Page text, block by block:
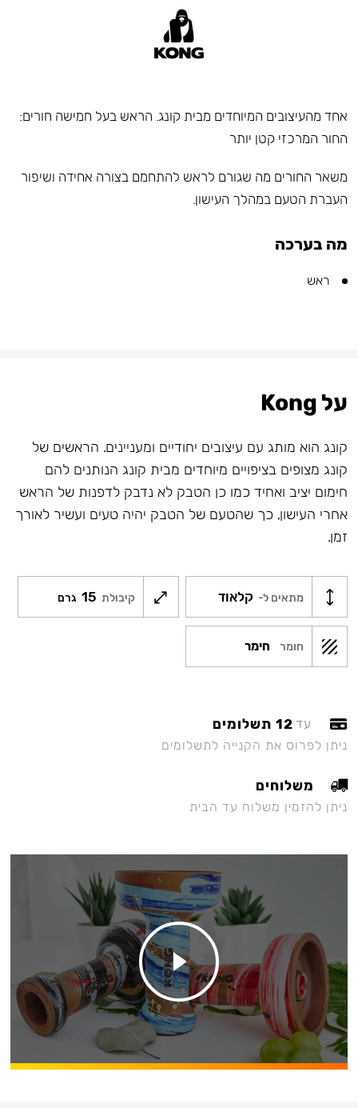
אחד מהעיצובים המיוחדים מבית קונג. הראש בעל חמישה חורים:
החור המרכזי קטן יותר
משאר החורים מה שגורם לראש להתחמם בצורה אחידה ושיפור
העברת הטעם במהלך העישון.
מה בערכה
ראש
על Kong
קונג הוא מותג עם עיצובים יחודיים ומעניינים. הראשים של
קונג מצופים בציפויים מיוחדים מבית קונג הנותנים להם
חימום יציב ואחיד כמו כן הטבק לא נדבק לדפנות של הראש
אחרי העישון, כך שהטעם של הטבק יהיה טעים ועשיר לאורך
זמן.
מתאים ל- קלאוד קיבולת 15 גרם
חומר חימר
עד 12 תשלומים
ניתן לפרוס את הקנייה לתשלומים
משלוחים
ניתן להזמין משלוח עד הבית